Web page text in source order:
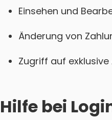
Einsehen und
Änderung von
Zugriff auf
Hilfe bei